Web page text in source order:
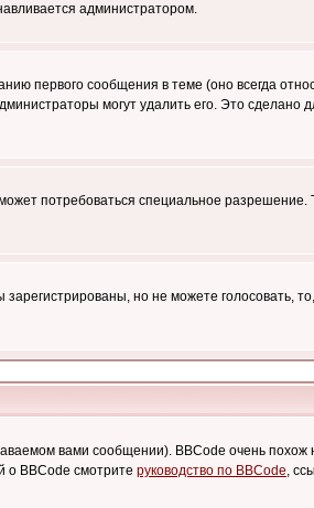
администратором.
первого сообщения в теме (оно всегда
могут удалить его. Это сделано
потребоваться специальное разрешение.
но не можете голосовать, то,
вами сообщении). BBCode очень похож
о BBCode смотрите руководство по BBCode,